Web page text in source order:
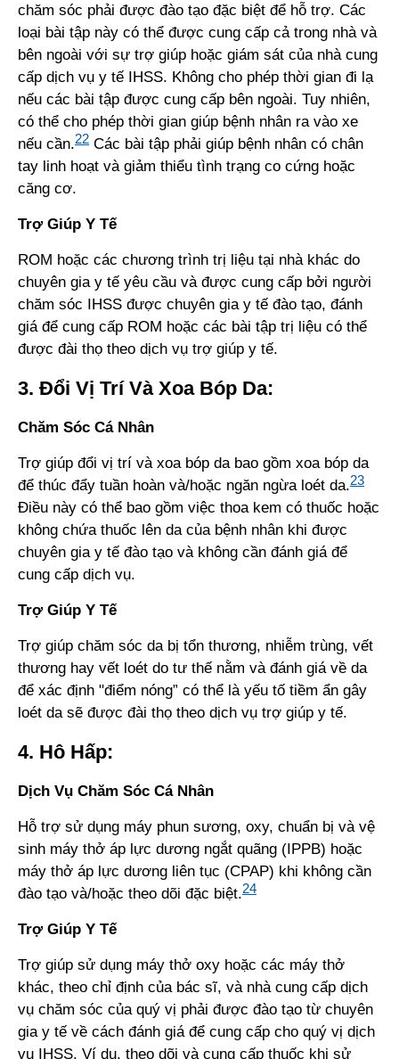
chăm sóc phải được đào tạo đặc biệt để hỗ trợ. Các
loại bài tập này có thể được cung cấp cả trong nhà và
bên ngoài với sự trợ giúp hoặc giám sát của nhà cung
cấp dịch vụ y tế IHSS. Không cho phép thời gian đi lạ
nếu các bài tập được cung cấp bên ngoài. Tuy nhiên,
có thể cho phép thời gian giúp bệnh nhân ra vào xe
nếu cần.22 Các bài tập phải giúp bệnh nhân có chân
tay linh hoạt và giảm thiểu tình trạng co cứng hoặc
căng cơ.
Trợ Giúp Y Tế
ROM hoặc các chương trình trị liệu tại nhà khác do
chuyên gia y tế yêu cầu và được cung cấp bởi người
chăm sóc IHSS được chuyên gia y tế đào tạo, đánh
giá để cung cấp ROM hoặc các bài tập trị liệu có thể
được đài thọ theo dịch vụ trợ giúp y tế.
3. Đổi Vị Trí Và Xoa Bóp Da:
Chăm Sóc Cá Nhân
Trợ giúp đổi vị trí và xoa bóp da bao gồm xoa bóp da
để thúc đẩy tuần hoàn và/hoặc ngăn ngừa loét da.23
Điều này có thể bao gồm việc thoa kem có thuốc hoặc
không chứa thuốc lên da của bệnh nhân khi được
chuyên gia y tế đào tạo và không cần đánh giá để
cung cấp dịch vụ.
Trợ Giúp Y Tế
Trợ giúp chăm sóc da bị tổn thương, nhiễm trùng, vết
thương hay vết loét do tư thế nằm và đánh giá về da
để xác định "điểm nóng” có thể là yếu tố tiềm ẩn gây
loét da sẽ được đài thọ theo dịch vụ trợ giúp y tế.
4. Hô Hấp:
Dịch Vụ Chăm Sóc Cá Nhân
Hỗ trợ sử dụng máy phun sương, oxy, chuẩn bị và vệ
sinh máy thở áp lực dương ngắt quãng (IPPB) hoặc
máy thở áp lực dương liên tục (CPAP) khi không cần
đào tạo và/hoặc theo dõi đặc biệt.24
Trợ Giúp Y Tế
Trợ giúp sử dụng máy thở oxy hoặc các máy thở
khác, theo chỉ định của bác sĩ, và nhà cung cấp dịch
vụ chăm sóc của quý vị phải được đào tạo từ chuyên
gia y tế về cách đánh giá để cung cấp cho quý vị dịch
vụ IHSS. Ví dụ, theo dõi và cung cấp thuốc khi sử